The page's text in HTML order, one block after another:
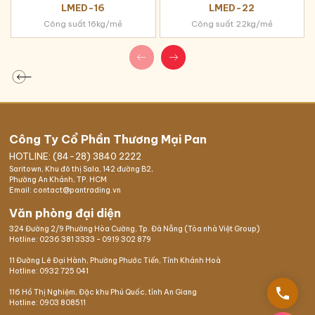
LMED-16
Công suất 16kg/mẻ
LMED-22
Công suất 22kg/mẻ
Công Ty Cổ Phần Thương Mại Pan
HOTLINE: (84-28) 3840 2222
Saritown, Khu đô thị Sala, 142 đường B2,
Phường An Khánh, TP. HCM
Email: contact@pantrading.vn
Văn phòng đại diện
324 Đường 2/9 Phường Hòa Cường, Tp. Đà Nẵng (Tòa nhà Việt Group)
Hotline: 0236 381 3333 - 0919 302 879
11 Đường Lê Đại Hành, Phường Phước Tiến, Tỉnh Khánh Hoà
Hotline: 0932 725 041
116 Hồ Thị Nghiệm, Đặc khu Phú Quốc, tỉnh An Giang
Hotline: 0903 808511
phone